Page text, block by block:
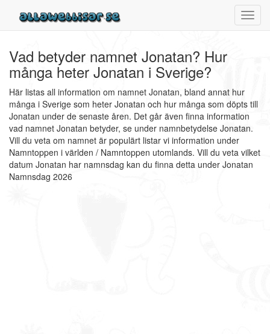
Vad betyder namnet Jonatan? Hur
många heter Jonatan i Sverige?
Här listas all information om namnet Jonatan, bland annat hur
många i Sverige som heter Jonatan och hur många som döpts till
Jonatan under de senaste åren. Det går även finna information
vad namnet Jonatan betyder, se under namnbetydelse Jonatan.
Vill du veta om namnet är populärt listar vi information under
Namntoppen i världen / Namntoppen utomlands. Vill du veta vilket
datum Jonatan har namnsdag kan du finna detta under Jonatan
Namnsdag 2026